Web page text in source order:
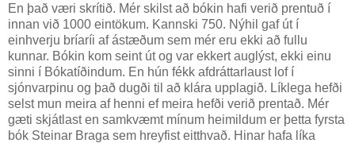
En það væri skrítið. Mér skilst að bókin hafi verið prentuð í
innan við 1000 eintökum. Kannski 750. Nýhil gaf út í
einhverju bríaríi af ástæðum sem mér eru ekki að fullu
kunnar. Bókin kom seint út og var ekkert auglýst, ekki einu
sinni í Bókatíðindum. En hún fékk afdráttarlaust lof í
sjónvarpinu og það dugði til að klára upplagið. Líklega hefði
selst mun meira af henni ef meira hefði verið prentað. Mér
gæti skjátlast en samkvæmt mínum heimildum er þetta fyrsta
bók Steinar Braga sem hreyfist eitthvað. Hinar hafa líka